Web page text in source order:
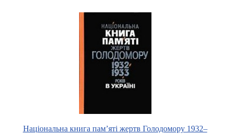
Національна книга пам’яті жертв Голодомору 1932–